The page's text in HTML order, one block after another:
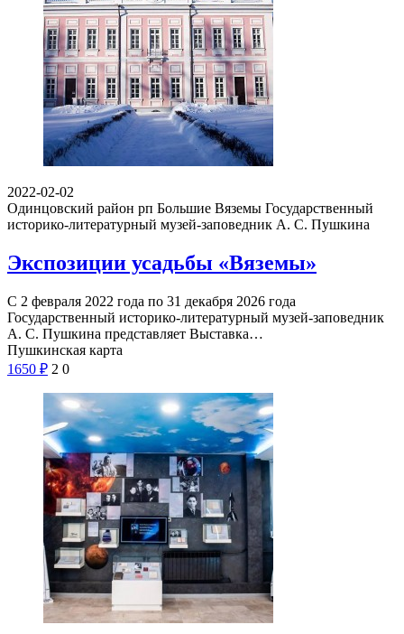
2022-02-02
Одинцовский район рп Большие Вяземы Государственный
историко-литературный музей-заповедник А. С. Пушкина
Экспозиции усадьбы «Вяземы»
С 2 февраля 2022 года по 31 декабря 2026 года
Государственный историко-литературный музей-заповедник
А. С. Пушкина представляет Выставка…
Пушкинская карта
1650 ₽ 2 0